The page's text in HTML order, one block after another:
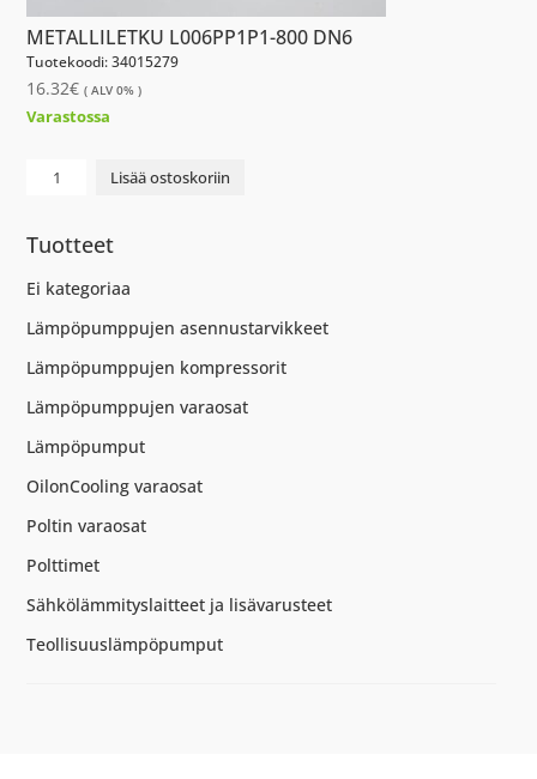
METALLILETKU L006PP1P1-800 DN6
Tuotekoodi: 34015279
16.32€ ( ALV 0% )
Varastossa
NIP
800
DN6
Lisää ostoskoriin
Tuotteet
Ei kategoriaa
Lämpöpumppujen asennustarvikkeet
Lämpöpumppujen kompressorit
Lämpöpumppujen varaosat
Lämpöpumput
OilonCooling varaosat
Poltin varaosat
Polttimet
Sähkölämmityslaitteet ja lisävarusteet
Teollisuuslämpöpumput